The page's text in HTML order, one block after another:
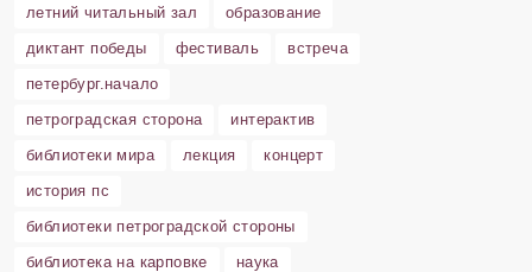
летний читальный зал
образование
диктант победы
фестиваль
встреча
петербург.начало
петроградская сторона
интерактив
библиотеки мира
лекция
концерт
история пс
библиотеки петроградской стороны
библиотека на карповке
наука